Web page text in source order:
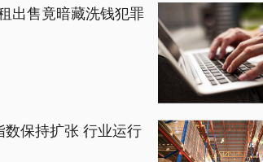
出售竟暗藏洗钱犯罪
保持扩张 行业运行